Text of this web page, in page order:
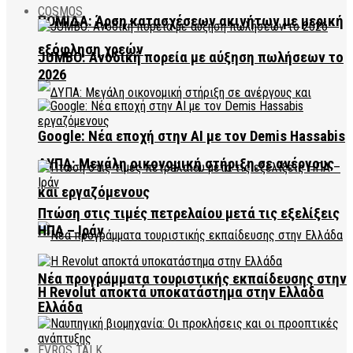
ΠΟΜΙΔΑ: Άρση κατασχέσεων ακινήτων με μερική
εξόφληση χρεών
ΔΥΠΑ: Μεγάλη οικονομική στήριξη σε ανέργους
και εργαζόμενους
Νέα προγράμματα τουριστικής εκπαίδευσης στην
Ελλάδα
EVROS TALK
COSMOS
JUMBO: Ανοδική πορεία με αύξηση πωλήσεων το
2026
Google: Νέα εποχή στην AI με τον Demis Hassabis
Πτώση στις τιμές πετρελαίου μετά τις εξελίξεις
ΗΠΑ – Ιράν
Η Revolut αποκτά υποκατάστημα στην Ελλάδα